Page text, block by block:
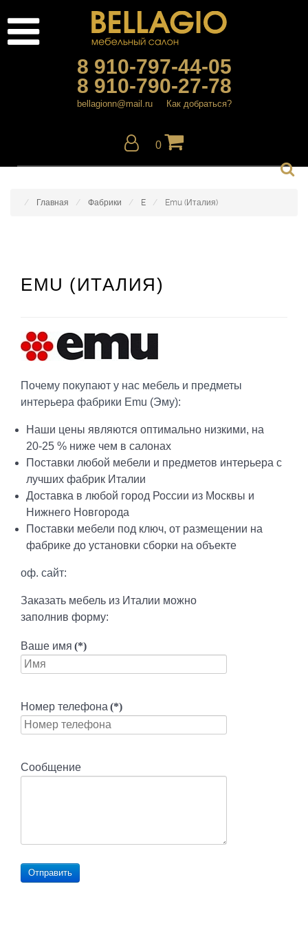
8 910-797-44-05
8 910-790-27-78
bellagionn@mail.ru Как добраться?
0
Главная Фабрики E Emu (Италия)
EMU (ИТАЛИЯ)
Почему покупают у нас мебель и предметы
интерьера фабрики Emu (Эму):
Наши цены являются оптимально низкими, на
20-25 % ниже чем в салонах
Поставки любой мебели и предметов интерьера с
лучших фабрик Италии
Доставка в любой город России из Москвы и
Нижнего Новгорода
Поставки мебели под ключ, от размещении на
фабрике до установки сборки на объекте
оф. сайт:
Заказать мебель из Италии можно
заполнив форму:
Ваше имя (*)
Номер телефона (*)
Сообщение
Отправить